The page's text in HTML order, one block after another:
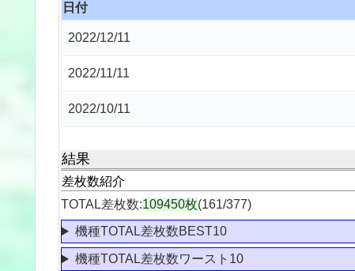
日付
2022/12/11
2022/11/11
2022/10/11
結果
差枚数紹介
TOTAL差枚数:109450枚(161/377)
機種TOTAL差枚数BEST10
機種TOTAL差枚数ワースト10